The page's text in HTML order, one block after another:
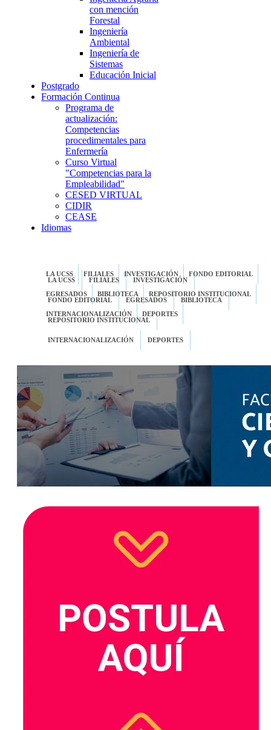
con mención
Forestal
Ingeniería
Ambiental
Ingeniería de
Sistemas
Educación Inicial
Postgrado
Formación Continua
Programa de
actualización:
Competencias
procedimentales para
Enfermería
Curso Virtual
"Competencias para la
Empleabilidad"
CESED VIRTUAL
CIDIR
CEASE
Idiomas
LA UCSS FILIALES INVESTIGACIÓN FONDO EDITORIAL
EGRESADOS BIBLIOTECA REPOSITORIO INSTITUCIONAL
INTERNACIONALIZACIÓN DEPORTES
LA UCSS FILIALES INVESTIGACIÓN
FONDO EDITORIAL EGRESADOS BIBLIOTECA
REPOSITORIO INSTITUCIONAL
INTERNACIONALIZACIÓN DEPORTES